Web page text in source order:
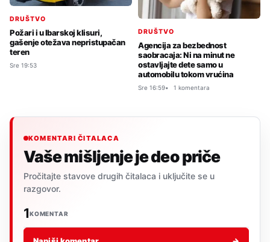
DRUŠTVO
Požari i u Ibarskoj klisuri,
gašenje otežava nepristupačan
teren
Sre 19:53
DRUŠTVO
Agencija za bezbednost
saobracaja: Ni na minut ne
ostavljajte dete samo u
automobilu tokom vrućina
Sre 16:59 1 komentara
KOMENTARI ČITALACA
Vaše mišljenje je deo priče
Pročitajte stavove drugih čitalaca i uključite se u
razgovor.
1KOMENTAR